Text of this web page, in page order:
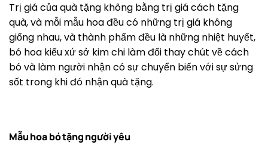
Trị giá của quà tặng không bằng trị giá cách tặng
quà, và mỗi mẫu hoa đều có những trị giá không
giống nhau, và thành phẩm đều là những nhiệt huyết,
bó hoa kiểu xứ sở kim chi làm đổi thay chút về cách
bó và làm người nhận có sự chuyển biến với sự sửng
sốt trong khi đó nhận quà tặng.
Mẫu hoa bó tặng người yêu